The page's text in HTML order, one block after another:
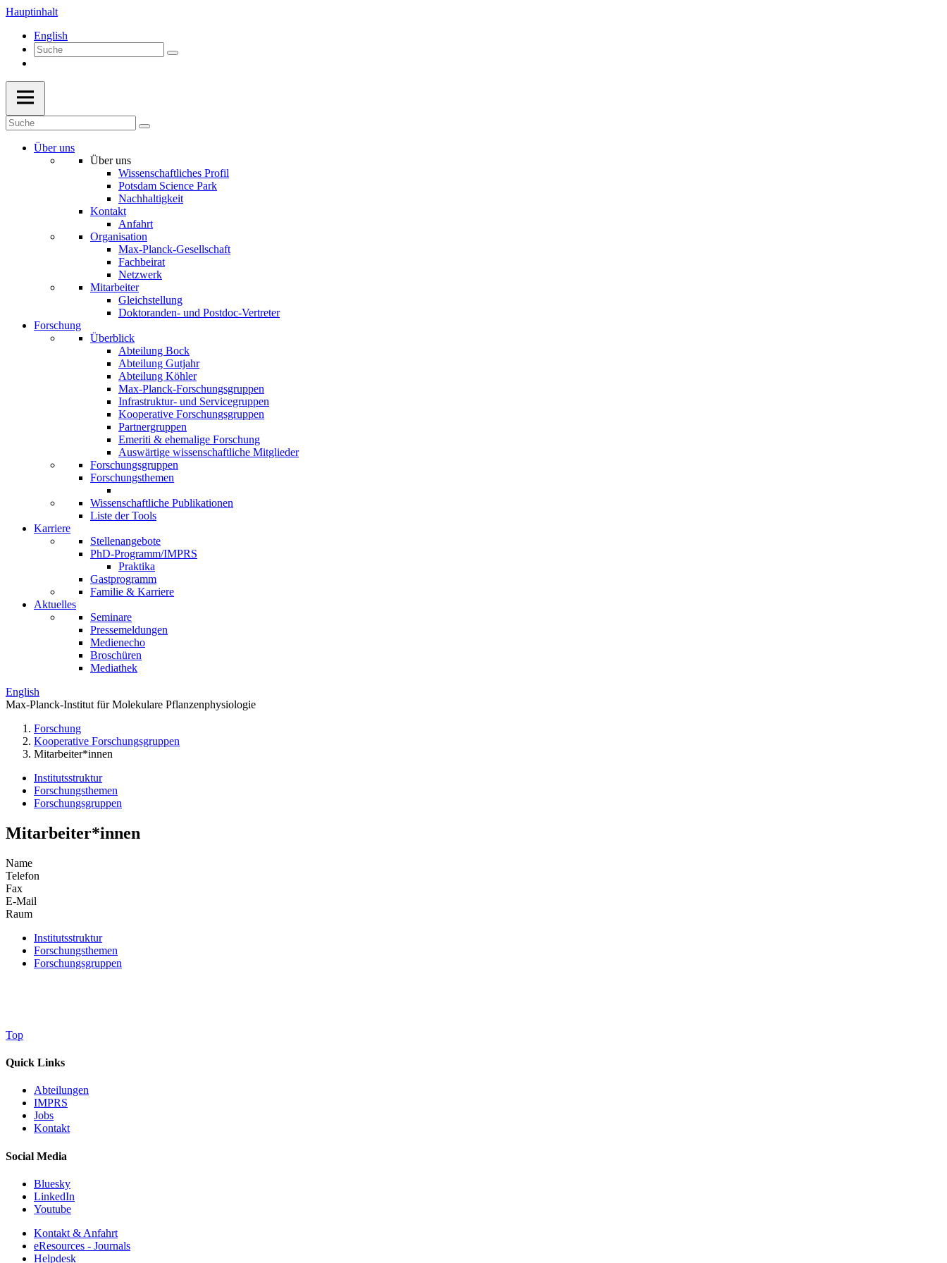
Hauptinhalt
English
Über uns
Über uns
Wissenschaftliches Profil
Potsdam Science Park
Nachhaltigkeit
Kontakt
Anfahrt
Organisation
Max-Planck-Gesellschaft
Fachbeirat
Netzwerk
Mitarbeiter
Gleichstellung
Doktoranden- und Postdoc-Vertreter
Forschung
Überblick
Abteilung Bock
Abteilung Gutjahr
Abteilung Köhler
Max-Planck-Forschungsgruppen
Infrastruktur- und Servicegruppen
Kooperative Forschungsgruppen
Partnergruppen
Emeriti & ehemalige Forschung
Auswärtige wissenschaftliche Mitglieder
Forschungsgruppen
Forschungsthemen
Wissenschaftliche Publikationen
Liste der Tools
Karriere
Stellenangebote
PhD-Programm/IMPRS
Praktika
Gastprogramm
Familie & Karriere
Aktuelles
Seminare
Pressemeldungen
Medienecho
Broschüren
Mediathek
English
Max-Planck-Institut für Molekulare Pflanzenphysiologie
Forschung
Kooperative Forschungsgruppen
Mitarbeiter*innen
Institutsstruktur
Forschungsthemen
Forschungsgruppen
Mitarbeiter*innen
Name
Telefon
Fax
E-Mail
Raum
Institutsstruktur
Forschungsthemen
Forschungsgruppen
Top
Quick Links
Abteilungen
IMPRS
Jobs
Kontakt
Social Media
Bluesky
LinkedIn
Youtube
Kontakt & Anfahrt
eResources - Journals
Helpdesk